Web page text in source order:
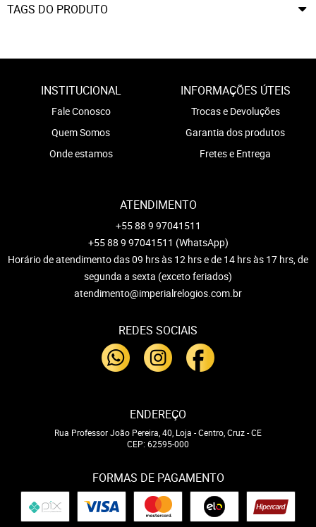
TAGS DO PRODUTO
INSTITUCIONAL
Fale Conosco
Quem Somos
Onde estamos
INFORMAÇÕES ÚTEIS
Trocas e Devoluções
Garantia dos produtos
Fretes e Entrega
ATENDIMENTO
+55 88 9 97041511
+55 88 9 97041511 (WhatsApp)
Horário de atendimento das 09 hrs às 12 hrs e de 14 hrs às 17 hrs, de
segunda a sexta (exceto feriados)
atendimento@imperialrelogios.com.br
REDES SOCIAIS
ENDEREÇO
Rua Professor João Pereira, 40, Loja -Centro, Cruz-CE
CEP: 62595-000
FORMAS DE PAGAMENTO